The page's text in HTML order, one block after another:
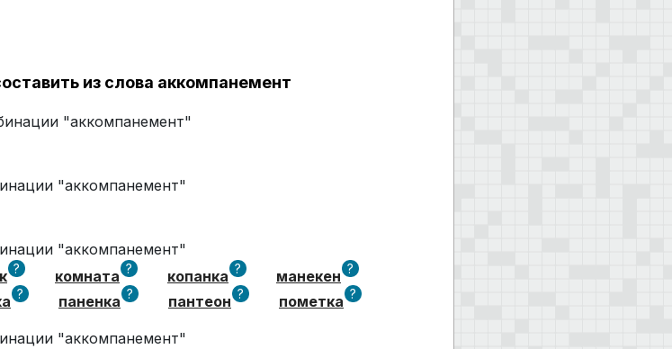
из слова аккомпанемент
"аккомпанемент"
"аккомпанемент"
"аккомпанемент"
? комната ? копанка ? манекен ?
? паненка ? пантеон ? пометка ?
"аккомпанемент"